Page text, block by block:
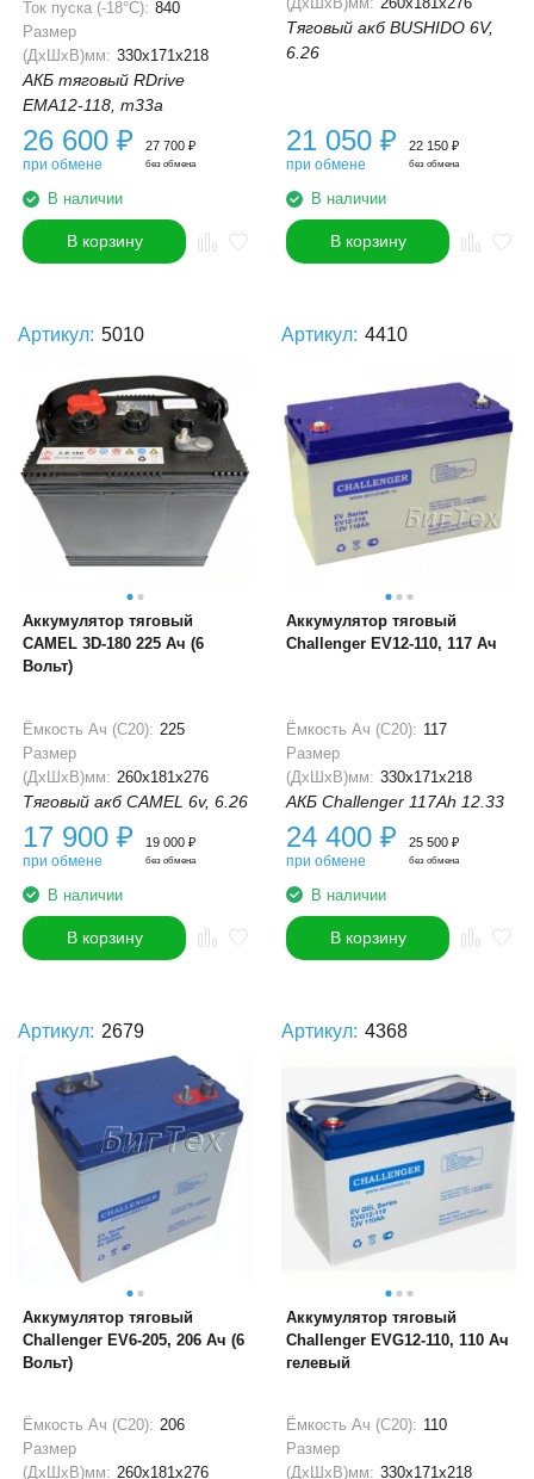
Ток пуска (-18°С): 840
Размер
(ДхШхВ)мм: 330x171x218
АКБ тяговый RDrive
EMA12-118, m33a
26 600 ₽
при обмене
27 700 ₽
без обмена
В наличии
В корзину
Тяговый акб BUSHIDO 6V,
6.26
21 050 ₽
при обмене
22 150 ₽
без обмена
В наличии
В корзину
Артикул: 5010
Аккумулятор тяговый
CAMEL 3D-180 225 Ач (6
Вольт)
Ёмкость Ач (С20): 225
Размер
(ДхШхВ)мм: 260x181x276
Тяговый акб CAMEL 6v, 6.26
17 900 ₽
при обмене
19 000 ₽
без обмена
В наличии
В корзину
Артикул: 4410
Аккумулятор тяговый
Challenger EV12-110, 117 Ач
Ёмкость Ач (С20): 117
Размер
(ДхШхВ)мм: 330x171x218
АКБ Challenger 117Ah 12.33
24 400 ₽
при обмене
25 500 ₽
без обмена
В наличии
В корзину
Артикул: 2679
Аккумулятор тяговый
Challenger EV6-205, 206 Ач (6
Вольт)
Ёмкость Ач (С20): 206
Размер
(ДхШхВ)мм: 260x181x276
Артикул: 4368
Аккумулятор тяговый
Challenger EVG12-110, 110 Ач
гелевый
Ёмкость Ач (С20): 110
Размер
(ДхШхВ)мм: 330x171x218